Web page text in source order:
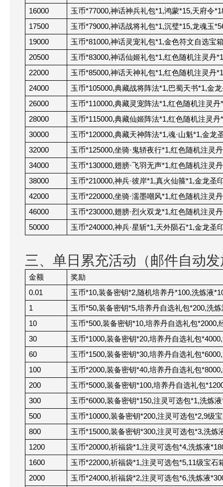
16000
玉币*77000,神话神兵礼包*1,鸿蒙*15,天府令
17500
玉币*79000,神话战将礼包*1,沉璧*15,龙魂玉
19000
玉币*81000,神话灵宠礼包*1,金色符文自选宝
20500
玉币*83000,神话仙姬礼包*1,红色随机注灵丹
22000
玉币*85000,神话天神礼包*1,红色随机注灵丹
24000
玉币*105000,典藏战将阵法*1,巴蜀天书*1,金
26000
玉币*110000,典藏灵宠阵法*1,红色随机注灵丹
28000
玉币*115000,典藏仙姬阵法*1,红色随机注灵丹
30000
玉币*120000,典藏天神阵法*1,魂·山魁*1,金龙
32000
玉币*125000,坐骑·鬼轿夜行*1,红色随机注灵
34000
玉币*130000,翅膀·飞羽无声*1,红色随机注灵
38000
玉币*210000,神兵·彼岸*1,真火仙箍*1,金龙圣
42000
玉币*220000,坐骑·濡墨嘲风*1,红色随机注灵
46000
玉币*230000,翅膀·烈火双龙*1,红色随机注灵
50000
玉币*240000,神兵·星斩*1,天外陨石*1,金龙圣
三、单日累充活动（邮件自动
金额
奖励
0.01
玉币*10,装备密钥*2,随机培养丹*100,洗炼液
1
玉币*50,装备密钥*5,培养丹自选礼包*200,洗炼
10
玉币*500,装备密钥*10,培养丹自选礼包*2000,
30
玉币*1000,装备密钥*20,培养丹自选礼包*4000,
60
玉币*1500,装备密钥*30,培养丹自选礼包*6000,
100
玉币*2000,装备密钥*40,培养丹自选礼包*8000,
200
玉币*5000,装备密钥*100,培养丹自选礼包
300
玉币*6000,装备密钥*150,注灵可选包*1,洗炼液
500
玉币*10000,装备密钥*200,注灵可选包*2,9级
800
玉币*15000,装备密钥*300,注灵可选包*3,洗炼
1200
玉币*20000,祈福袋*1,注灵可选包*4,洗炼液
1600
玉币*22000,祈福袋*1,注灵可选包*5,11级宝石
2000
玉币*24000,祈福袋*2,注灵可选包*6,洗炼液